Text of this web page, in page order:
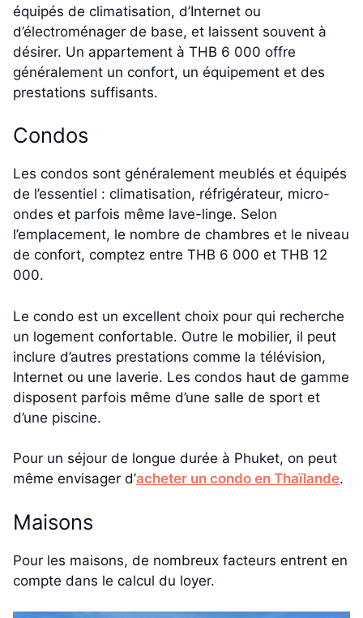
équipés de climatisation, d’Internet ou
d’électroménager de base, et laissent souvent à
désirer. Un appartement à THB 6 000 offre
généralement un confort, un équipement et des
prestations suffisants.
Condos
Les condos sont généralement meublés et équipés
de l’essentiel : climatisation, réfrigérateur, micro-
ondes et parfois même lave-linge. Selon
l’emplacement, le nombre de chambres et le niveau
de confort, comptez entre THB 6 000 et THB 12
000.
Le condo est un excellent choix pour qui recherche
un logement confortable. Outre le mobilier, il peut
inclure d’autres prestations comme la télévision,
Internet ou une laverie. Les condos haut de gamme
disposent parfois même d’une salle de sport et
d’une piscine.
Pour un séjour de longue durée à Phuket, on peut
même envisager d’acheter un condo en Thaïlande.
Maisons
Pour les maisons, de nombreux facteurs entrent en
compte dans le calcul du loyer.